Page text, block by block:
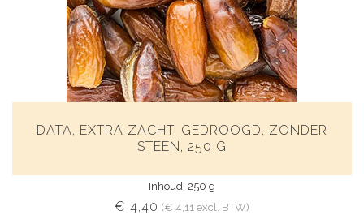
DATA, EXTRA ZACHT, GEDROOGD, ZONDER
STEEN, 250 G
Inhoud: 250 g
€ 4,40 (€ 4,11 excl. BTW)